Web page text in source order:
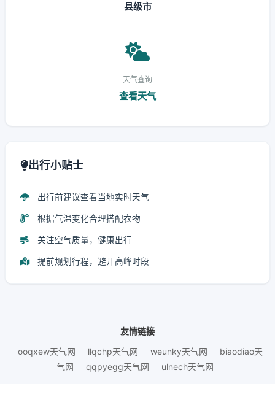
县级市
天气查询
查看天气
出行小贴士
出行前建议查看当地实时天气
根据气温变化合理搭配衣物
关注空气质量，健康出行
提前规划行程，避开高峰时段
友情链接
ooqxew天气网
llqchp天气网 weunky天气网
biaodiao天
气网
qqpyegg天气网 ulnech天气网